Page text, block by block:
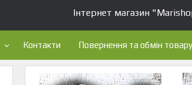
Інтернет магазин
Контакти Повернення та обмін товару